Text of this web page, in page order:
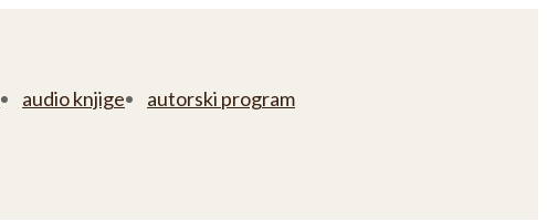
audio knjige autorski program